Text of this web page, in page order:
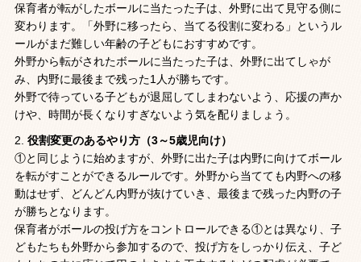
保育者が転がしたボールに当たった子は、外野に出て見守る側に
変わります。「外野に移ったら、当てる役割に変わる」というル
ールがまだ難しい年齢の子どもにおすすめです。
外野から転がされたボールに当たった子は、外野に出てしゃが
み、内野に最後まで残った1人が勝ちです。
外野で待っている子どもが退屈してしまわないよう、応援の声か
けや、時間が長くなりすぎないよう気を配りましょう。
役割変更のあるやり方（3～5歳児向け）
①と同じように始めますが、外野に出た子は内野に向けてボール
を転がすことができるルールです。外野から当てても内野への移
動はせず、どんどん内野が抜けていき、最後まで残った内野の子
が勝ちとなります。
保育者がボールの投げ方をコントロールできる①とは異なり、子
どもたちも外野から参加するので、投げ方をしっかり伝え、子ど